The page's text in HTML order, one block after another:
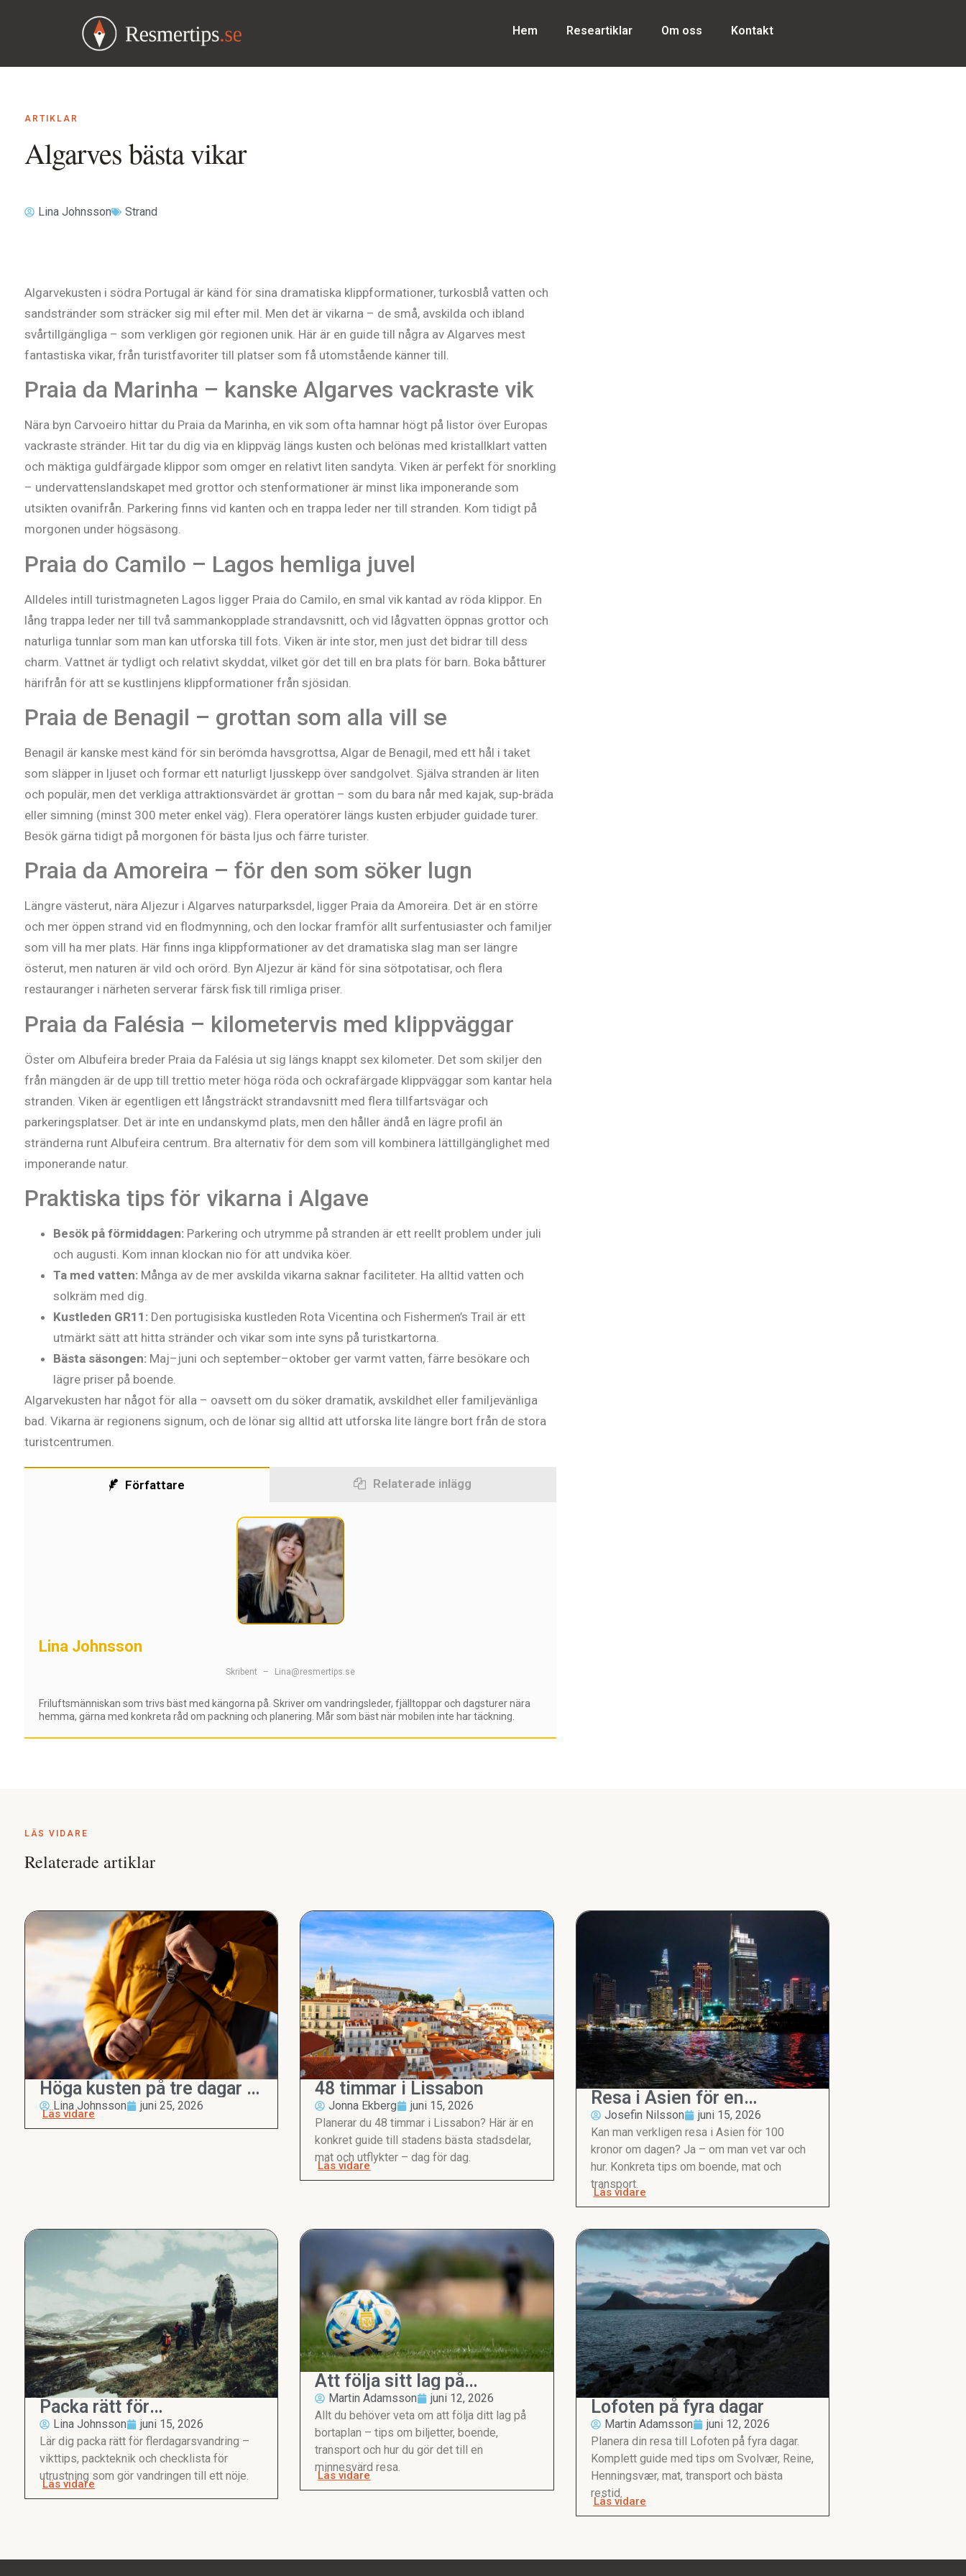
Hem Researtiklar Om oss Kontakt
ARTIKLAR
Algarves bästa vikar
Lina Johnsson Strand
Algarvekusten i södra Portugal är känd för sina dramatiska klippformationer, turkosblå vatten och
sandstränder som sträcker sig mil efter mil. Men det är vikarna – de små, avskilda och ibland
svårtillgängliga – som verkligen gör regionen unik. Här är en guide till några av Algarves mest
fantastiska vikar, från turistfavoriter till platser som få utomstående känner till.
Praia da Marinha – kanske Algarves vackraste vik
Nära byn Carvoeiro hittar du Praia da Marinha, en vik som ofta hamnar högt på listor över Europas
vackraste stränder. Hit tar du dig via en klippväg längs kusten och belönas med kristallklart vatten
och mäktiga guldfärgade klippor som omger en relativt liten sandyta. Viken är perfekt för snorkling
– undervattenslandskapet med grottor och stenformationer är minst lika imponerande som
utsikten ovanifrån. Parkering finns vid kanten och en trappa leder ner till stranden. Kom tidigt på
morgonen under högsäsong.
Praia do Camilo – Lagos hemliga juvel
Alldeles intill turistmagneten Lagos ligger Praia do Camilo, en smal vik kantad av röda klippor. En
lång trappa leder ner till två sammankopplade strandavsnitt, och vid lågvatten öppnas grottor och
naturliga tunnlar som man kan utforska till fots. Viken är inte stor, men just det bidrar till dess
charm. Vattnet är tydligt och relativt skyddat, vilket gör det till en bra plats för barn. Boka båtturer
härifrån för att se kustlinjens klippformationer från sjösidan.
Praia de Benagil – grottan som alla vill se
Benagil är kanske mest känd för sin berömda havsgrottsa, Algar de Benagil, med ett hål i taket
som släpper in ljuset och formar ett naturligt ljusskepp över sandgolvet. Själva stranden är liten
och populär, men det verkliga attraktionsvärdet är grottan – som du bara når med kajak, sup-bräda
eller simning (minst 300 meter enkel väg). Flera operatörer längs kusten erbjuder guidade turer.
Besök gärna tidigt på morgonen för bästa ljus och färre turister.
Praia da Amoreira – för den som söker lugn
Längre västerut, nära Aljezur i Algarves naturparksdel, ligger Praia da Amoreira. Det är en större
och mer öppen strand vid en flodmynning, och den lockar framför allt surfentusiaster och familjer
som vill ha mer plats. Här finns inga klippformationer av det dramatiska slag man ser längre
österut, men naturen är vild och orörd. Byn Aljezur är känd för sina sötpotatisar, och flera
restauranger i närheten serverar färsk fisk till rimliga priser.
Praia da Falésia – kilometervis med klippväggar
Öster om Albufeira breder Praia da Falésia ut sig längs knappt sex kilometer. Det som skiljer den
från mängden är de upp till trettio meter höga röda och ockrafärgade klippväggar som kantar hela
stranden. Viken är egentligen ett långsträckt strandavsnitt med flera tillfartsvägar och
parkeringsplatser. Det är inte en undanskymd plats, men den håller ändå en lägre profil än
stränderna runt Albufeira centrum. Bra alternativ för dem som vill kombinera lättillgänglighet med
imponerande natur.
Praktiska tips för vikarna i Algave
Besök på förmiddagen: Parkering och utrymme på stranden är ett reellt problem under juli
och augusti. Kom innan klockan nio för att undvika köer.
Ta med vatten: Många av de mer avskilda vikarna saknar faciliteter. Ha alltid vatten och
solkräm med dig.
Kustleden GR11: Den portugisiska kustleden Rota Vicentina och Fishermen’s Trail är ett
utmärkt sätt att hitta stränder och vikar som inte syns på turistkartorna.
Bästa säsongen: Maj–juni och september–oktober ger varmt vatten, färre besökare och
lägre priser på boende.
Algarvekusten har något för alla – oavsett om du söker dramatik, avskildhet eller familjevänliga
bad. Vikarna är regionens signum, och de lönar sig alltid att utforska lite längre bort från de stora
turistcentrumen.
Författare Relaterade inlägg
Lina Johnsson
Skribent – Lina@resmertips.se
Friluftsmänniskan som trivs bäst med kängorna på. Skriver om vandringsleder, fjälltoppar och dagsturer nära
hemma, gärna med konkreta råd om packning och planering. Mår som bäst när mobilen inte har täckning.
LÄS VIDARE
Relaterade artiklar
Höga kusten på tre dagar –
den perfekta reseguiden
Lina Johnsson juni 25, 2026
Läs vidare
48 timmar i Lissabon
Jonna Ekberg
juni 15, 2026
Planerar du 48 timmar i Lissabon? Här är en
konkret guide till stadens bästa stadsdelar,
mat och utflykter – dag för dag.
Läs vidare
Resa i Asien för en
hundring om dagen
Josefin Nilsson
juni 15, 2026
Kan man verkligen resa i Asien för 100
kronor om dagen? Ja – om man vet var och
hur. Konkreta tips om boende, mat och
transport.
Läs vidare
Packa rätt för
flerdagarsvandring
Lina Johnsson
juni 15, 2026
Lär dig packa rätt för flerdagarsvandring –
vikttips, packteknik och checklista för
utrustning som gör vandringen till ett nöje.
Läs vidare
Att följa sitt lag på
bortaplan
Martin Adamsson
juni 12, 2026
Allt du behöver veta om att följa ditt lag på
bortaplan – tips om biljetter, boende,
transport och hur du gör det till en
minnesvärd resa.
Läs vidare
Lofoten på fyra dagar
Martin Adamsson
juni 12, 2026
Planera din resa till Lofoten på fyra dagar.
Komplett guide med tips om Svolvær, Reine,
Henningsvær, mat, transport och bästa
restid.
Läs vidare